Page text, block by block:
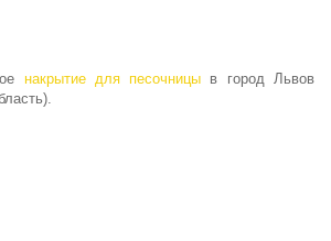
накрытие для песочницы в город Львов